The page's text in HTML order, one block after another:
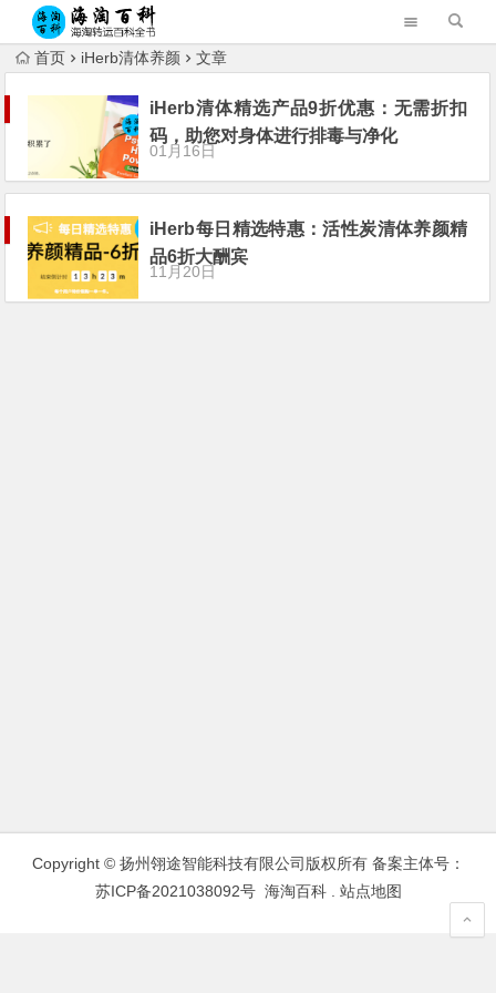
首页 iHerb清体养颜 文章
iHerb清体精选产品9折优惠：无需折扣
码，助您对身体进行排毒与净化
01月16日
iHerb每日精选特惠：活性炭清体养颜精
品6折大酬宾
11月20日
Copyright © 扬州翎途智能科技有限公司版权所有 备案主体号：
苏ICP备2021038092号 海淘百科. 站点地图